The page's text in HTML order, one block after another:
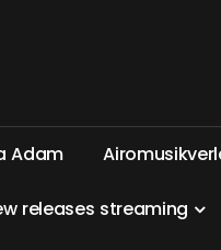
Adam Airomusikverl
w releases streaming